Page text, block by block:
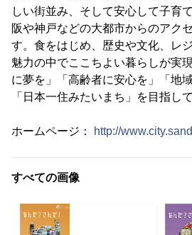
しい街並み、そして安心して子育
阪や神戸などの大都市からのアク
す。食をはじめ、歴史や文化、レ
魅力の中でここちよい暮らしが実
に夢を」「高齢者に安心を」「地
「日本一住みたいまち」を目指し
ホームページ： http://
すべての画像